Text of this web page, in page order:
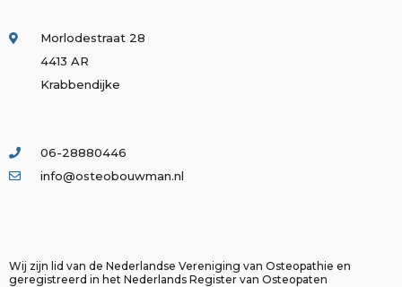
Morlodestraat 28
4413 AR
Krabbendijke
06-28880446
info@osteobouwman.nl
Wij zijn lid van de Nederlandse Vereniging van Osteopathie en
geregistreerd in het Nederlands Register van Osteopaten